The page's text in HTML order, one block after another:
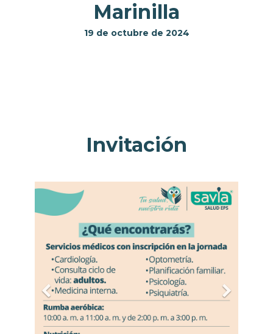
Marinilla
19 de octubre de 2024
Invitación